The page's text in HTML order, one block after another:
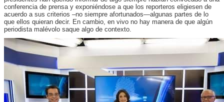
conferencia de prensa y exponiéndose a que los reporteros eligiesen de
acuerdo a sus criterios –no siempre afortunados—algunas partes de lo
que ellos quieran decir. En cambio, en vivo no hay manera de que algún
periodista malévolo saque algo de contexto.